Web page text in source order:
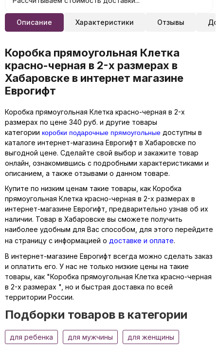
Описание Характеристики Отзывы
Коробка прямоугольная Клетка
красно-черная в 2-х размерах в
Хабаровске в интернет магазине
Еврогифт
Коробка прямоугольная Клетка красно-черная в 2-х
размерах по цене 340 руб. и другие товары
категории коробки подарочные прямоугольные доступны в
каталоге интернет-магазина Еврогифт в Хабаровске по
выгодной цене. Сделайте свой выбор и закажите товар
онлайн, ознакомившись с подробными характеристиками и
описанием, а также отзывами о данном товаре.
Купите по низким ценам такие товары, как Коробка
прямоугольная Клетка красно-черная в 2-х размерах в
интернет-магазине Еврогифт, предварительно узнав об их
наличии. Товар в Хабаровске вы сможете получить
наиболее удобным для Вас способом, для этого перейдите
на страницу с информацией о доставке и оплате.
В интернет-магазине Еврогифт всегда можно сделать заказ
и оплатить его. У нас не только низкие цены на такие
товары, как "Коробка прямоугольная Клетка красно-черная
в 2-х размерах ", но и быстрая доставка по всей
территории России.
Подборки товаров в категории
для ребенка для мужчины для женщины